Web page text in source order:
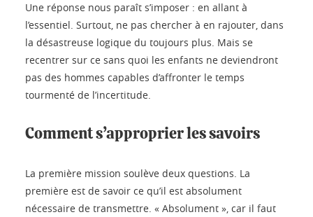
Une réponse nous paraît s’imposer : en allant à
l’essentiel. Surtout, ne pas chercher à en rajouter, dans
la désastreuse logique du toujours plus. Mais se
recentrer sur ce sans quoi les enfants ne deviendront
pas des hommes capables d’affronter le temps
tourmenté de l’incertitude.
Comment s’approprier les savoirs
La première mission soulève deux questions. La
première est de savoir ce qu’il est absolument
nécessaire de transmettre. « Absolument », car il faut